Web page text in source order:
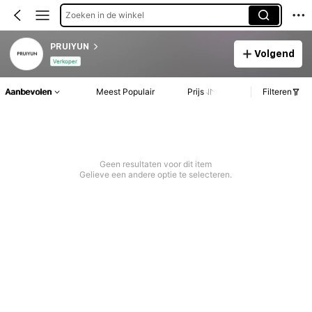
Zoeken in de winkel
PRUIYUN
Verkoper
Volgend
Aanbevolen Meest Populair Prijs Filteren
Geen resultaten voor dit item
Gelieve een andere optie te selecteren.